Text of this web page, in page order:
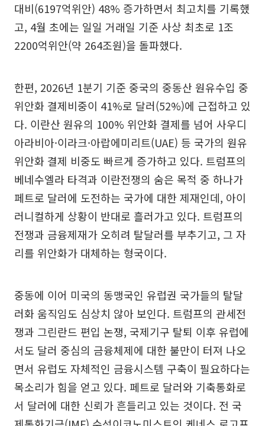
대비(6197억위안) 48% 증가하면서 최고치를 기록했
고, 4월 초에는 일일 거래일 기준 사상 최초로 1조
2200억위안(약 264조원)을 돌파했다.
한편, 2026년 1분기 기준 중국의 중동산 원유수입 중
위안화 결제비중이 41%로 달러(52%)에 근접하고 있
다. 이란산 원유의 100% 위안화 결제를 넘어 사우디
아라비아·이라크·아랍에미리트(UAE) 등 국가의 원유
위안화 결제 비중도 빠르게 증가하고 있다. 트럼프의
베네수엘라 타격과 이란전쟁의 숨은 목적 중 하나가
페트로 달러에 도전하는 국가에 대한 제재인데, 아이
러니컬하게 상황이 반대로 흘러가고 있다. 트럼프의
전쟁과 금융제재가 오히려 탈달러를 부추기고, 그 자
리를 위안화가 대체하는 형국이다.
중동에 이어 미국의 동맹국인 유럽권 국가들의 탈달
러화 움직임도 심상치 않아 보인다. 트럼프의 관세전
쟁과 그린란드 편입 논쟁, 국제기구 탈퇴 이후 유럽에
서도 달러 중심의 금융체제에 대한 불만이 터져 나오
면서 유럽도 자체적인 금융시스템 구축이 필요하다는
목소리가 힘을 얻고 있다. 페트로 달러와 기축통화로
서 달러에 대한 신뢰가 흔들리고 있는 것이다. 전 국